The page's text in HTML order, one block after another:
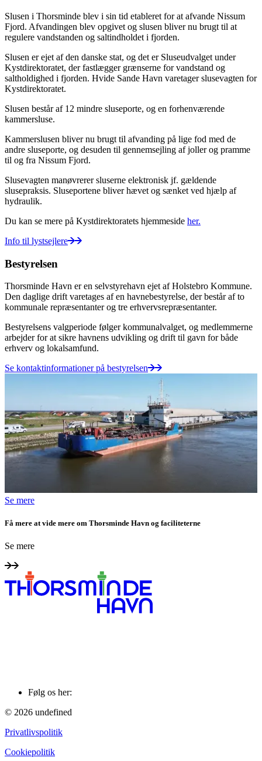
Slusen i Thorsminde blev i sin tid etableret for at afvande Nissum
Fjord. Afvandingen blev opgivet og slusen bliver nu brugt til at
regulere vandstanden og saltindholdet i fjorden.
Slusen er ejet af den danske stat, og det er Sluseudvalget under
Kystdirektoratet, der fastlægger grænserne for vandstand og
saltholdighed i fjorden. Hvide Sande Havn varetager slusevagten for
Kystdirektoratet.
Slusen består af 12 mindre sluseporte, og en forhenværende
kammersluse.
Kammerslusen bliver nu brugt til afvanding på lige fod med de
andre sluseporte, og desuden til gennemsejling af joller og pramme
til og fra Nissum Fjord.
Slusevagten manøvrerer sluserne elektronisk jf. gældende
slusepraksis. Sluseportene bliver hævet og sænket ved hjælp af
hydraulik.
Du kan se mere på Kystdirektoratets hjemmeside her.
Info til lystsejlere
Bestyrelsen
Thorsminde Havn er en selvstyrehavn ejet af Holstebro Kommune.
Den daglige drift varetages af en havnebestyrelse, der består af to
kommunale repræsentanter og tre erhvervsrepræsentanter.
Bestyrelsens valgperiode følger kommunalvalget, og medlemmerne
arbejder for at sikre havnens udvikling og drift til gavn for både
erhverv og lokalsamfund.
Se kontaktinformationer på bestyrelsen
Se mere
Få mere at vide mere om Thorsminde Havn og faciliteterne
Se mere
Følg os her:
© 2026 undefined
Privatlivspolitik
Cookiepolitik